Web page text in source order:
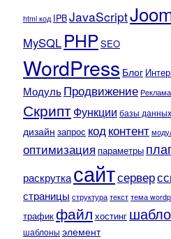
html код IPBJavaScript
MySQL PHPSEO
WordPress Блог
МодульПродвижение Реклама
СкриптФункции базы данных
дизайн запрос кодконтент
оптимизация параметры
раскруткасайтсервер
страницы структура текст тема
трафикфайл хостинг
шаблоны элемент